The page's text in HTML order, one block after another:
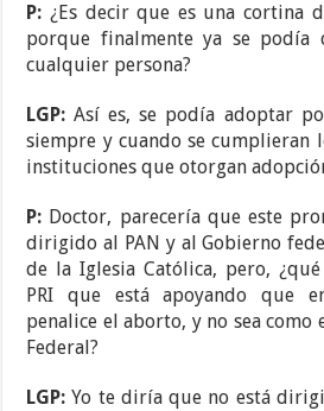
P: ¿Es decir que es una cortina
porque finalmente ya se podía
cualquier persona?
LGP: Así es, se podía adoptar
siempre y cuando se cumplieran
instituciones que otorgan
P: Doctor, parecería que este
dirigido al PAN y al Gobierno
de la Iglesia Católica, pero, ¿qué
PRI que está apoyando que
penalice el aborto, y no sea como
Federal?
LGP: Yo te diría que no está